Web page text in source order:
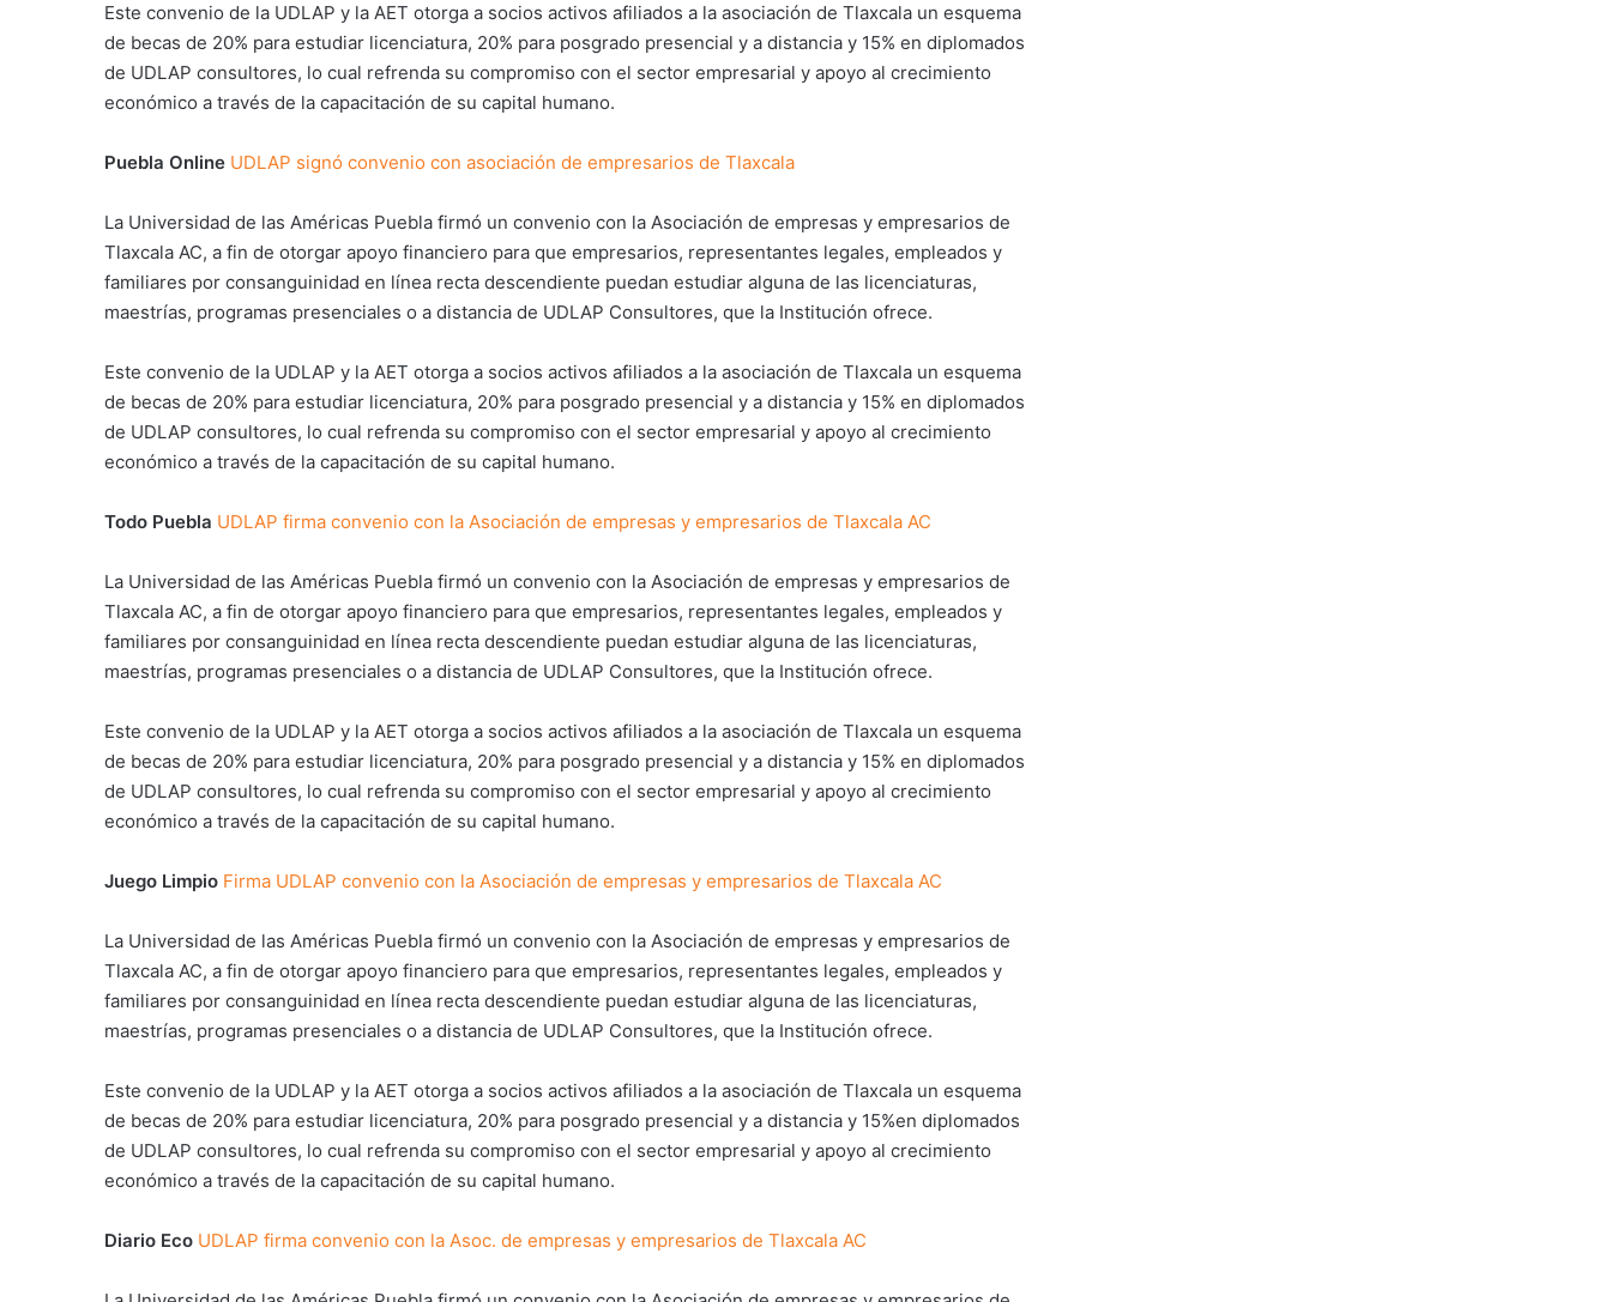
Este convenio de la UDLAP y la AET otorga a socios activos afiliados a la asociación de Tlaxcala un esquema
de becas de 20% para estudiar licenciatura, 20% para posgrado presencial y a distancia y 15% en diplomados
de UDLAP consultores, lo cual refrenda su compromiso con el sector empresarial y apoyo al crecimiento
económico a través de la capacitación de su capital humano.
Puebla Online UDLAP signó convenio con asociación de empresarios de Tlaxcala
La Universidad de las Américas Puebla firmó un convenio con la Asociación de empresas y empresarios de
Tlaxcala AC, a fin de otorgar apoyo financiero para que empresarios, representantes legales, empleados y
familiares por consanguinidad en línea recta descendiente puedan estudiar alguna de las licenciaturas,
maestrías, programas presenciales o a distancia de UDLAP Consultores, que la Institución ofrece.
Este convenio de la UDLAP y la AET otorga a socios activos afiliados a la asociación de Tlaxcala un esquema
de becas de 20% para estudiar licenciatura, 20% para posgrado presencial y a distancia y 15% en diplomados
de UDLAP consultores, lo cual refrenda su compromiso con el sector empresarial y apoyo al crecimiento
económico a través de la capacitación de su capital humano.
Todo Puebla UDLAP firma convenio con la Asociación de empresas y empresarios de Tlaxcala AC
La Universidad de las Américas Puebla firmó un convenio con la Asociación de empresas y empresarios de
Tlaxcala AC, a fin de otorgar apoyo financiero para que empresarios, representantes legales, empleados y
familiares por consanguinidad en línea recta descendiente puedan estudiar alguna de las licenciaturas,
maestrías, programas presenciales o a distancia de UDLAP Consultores, que la Institución ofrece.
Este convenio de la UDLAP y la AET otorga a socios activos afiliados a la asociación de Tlaxcala un esquema
de becas de 20% para estudiar licenciatura, 20% para posgrado presencial y a distancia y 15% en diplomados
de UDLAP consultores, lo cual refrenda su compromiso con el sector empresarial y apoyo al crecimiento
económico a través de la capacitación de su capital humano.
Juego Limpio Firma UDLAP convenio con la Asociación de empresas y empresarios de Tlaxcala AC
La Universidad de las Américas Puebla firmó un convenio con la Asociación de empresas y empresarios de
Tlaxcala AC, a fin de otorgar apoyo financiero para que empresarios, representantes legales, empleados y
familiares por consanguinidad en línea recta descendiente puedan estudiar alguna de las licenciaturas,
maestrías, programas presenciales o a distancia de UDLAP Consultores, que la Institución ofrece.
Este convenio de la UDLAP y la AET otorga a socios activos afiliados a la asociación de Tlaxcala un esquema
de becas de 20% para estudiar licenciatura, 20% para posgrado presencial y a distancia y 15%en diplomados
de UDLAP consultores, lo cual refrenda su compromiso con el sector empresarial y apoyo al crecimiento
económico a través de la capacitación de su capital humano.
Diario Eco UDLAP firma convenio con la Asoc. de empresas y empresarios de Tlaxcala AC